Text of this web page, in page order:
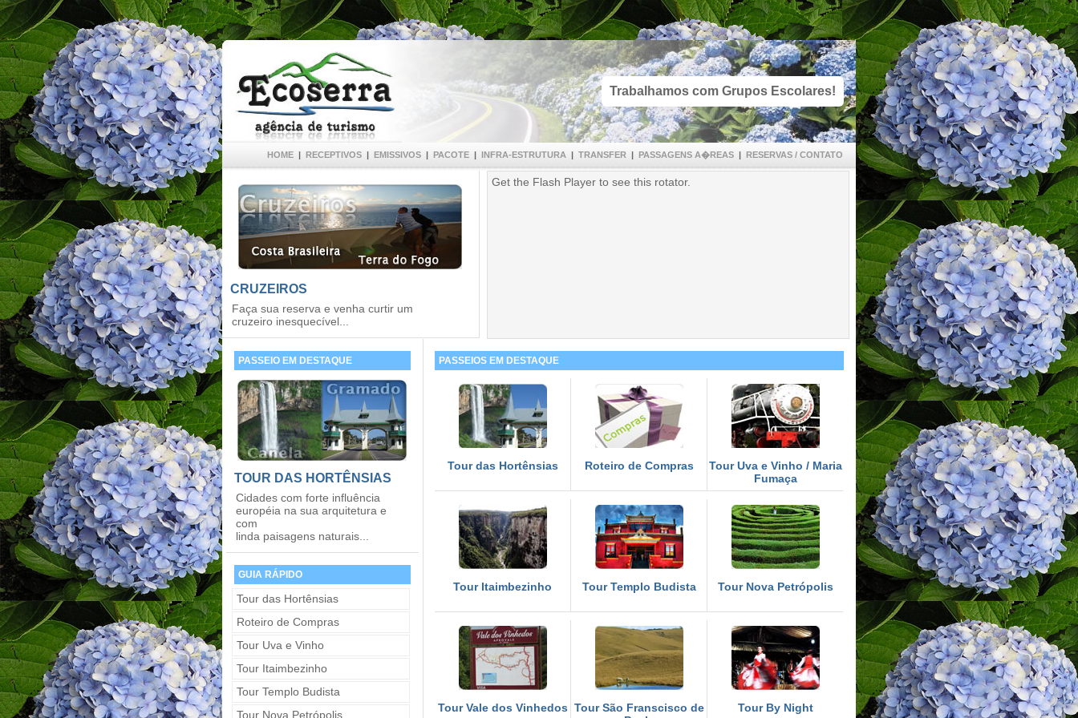
Trabalhamos com Grupos Escolares!
HOME | RECEPTIVOS | EMISSIVOS | PACOTE | INFRA-ESTRUTURA | TRANSFER | PASSAGENS A�REAS | RESERVAS / CONTATO
CRUZEIROS
Faça sua reserva e venha curtir um
cruzeiro inesquecível...
Get the Flash Player to see this rotator.
PASSEIO EM DESTAQUE
TOUR DAS HORTÊNSIAS
Cidades com forte influência
européia na sua arquitetura e
com
linda paisagens naturais...
GUIA RÁPIDO
Tour das Hortênsias
Roteiro de Compras
Tour Uva e Vinho
Tour Itaimbezinho
Tour Templo Budista
Tour Nova Petrópolis
PASSEIOS EM DESTAQUE
Tour das Hortênsias Roteiro de Compras
Tour Uva e Vinho / Maria
Fumaça
Tour Itaimbezinho Tour Templo Budista Tour Nova Petrópolis
Tour Vale dos Vinhedos Tour São Franscisco de
Tour By Night